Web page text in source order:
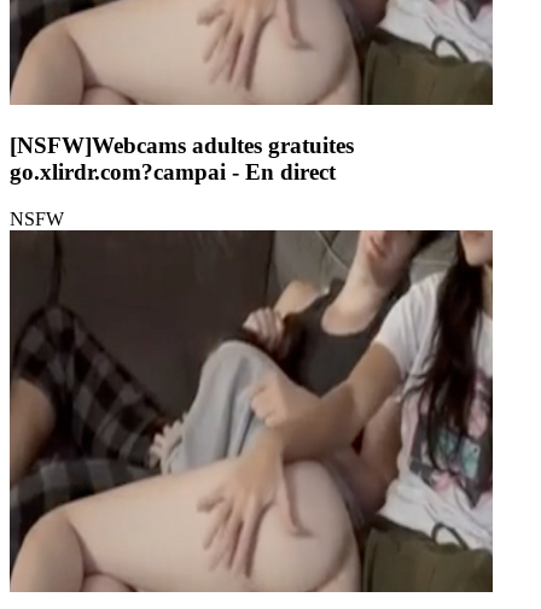
[NSFW]Webcams adultes gratuites
go.xlirdr.com?campai - En direct
NSFW